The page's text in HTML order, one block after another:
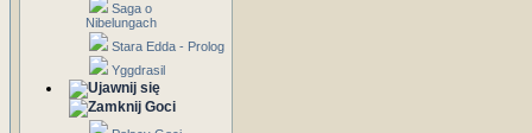
Saga o
Nibelungach
Stara Edda - Prolog
Yggdrasil
Goci